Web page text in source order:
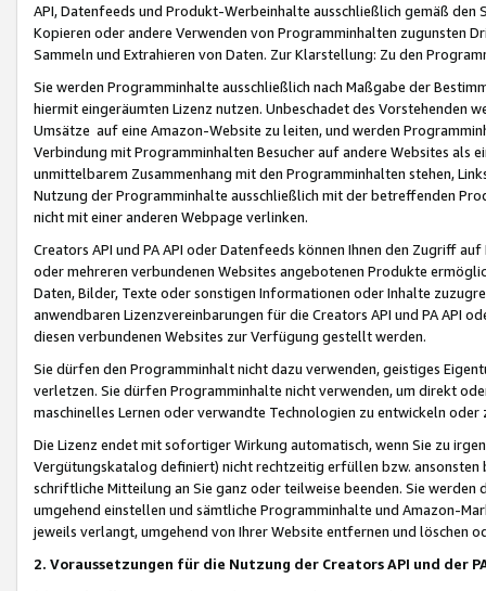
API, Datenfeeds und Produkt-Werbeinhalte ausschließlich gemäß
Kopieren oder andere Verwenden von Programminhalten zugunsten
Sammeln und Extrahieren von Daten. Zur Klarstellung: Zu den
Sie werden Programminhalte ausschließlich nach Maßgabe der
hiermit eingeräumten Lizenz nutzen. Unbeschadet des Vorstehenden
Umsätze auf eine Amazon-Website zu leiten, und werden
Verbindung mit Programminhalten Besucher auf andere Websites als
unmittelbarem Zusammenhang mit den Programminhalten stehen,
Nutzung der Programminhalte ausschließlich mit der betreffenden
nicht mit einer anderen Webpage verlinken.
Creators API und PA API oder Datenfeeds können Ihnen den Zugriff
oder mehreren verbundenen Websites angebotenen Produkte
Daten, Bilder, Texte oder sonstigen Informationen oder Inhalte
anwendbaren Lizenzvereinbarungen für die Creators API und PA API
diesen verbundenen Websites zur Verfügung gestellt werden.
Sie dürfen den Programminhalt nicht dazu verwenden, geistiges
verletzen. Sie dürfen Programminhalte nicht verwenden, um direkt
maschinelles Lernen oder verwandte Technologien zu entwickeln
Die Lizenz endet mit sofortiger Wirkung automatisch, wenn Sie zu
Vergütungskatalog definiert) nicht rechtzeitig erfüllen bzw. ansonsten
schriftliche Mitteilung an Sie ganz oder teilweise beenden. Sie werden
umgehend einstellen und sämtliche Programminhalte und Amazon-
jeweils verlangt, umgehend von Ihrer Website entfernen und löschen
2. Voraussetzungen für die Nutzung der Creators API und der